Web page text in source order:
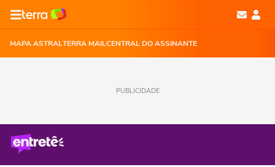
MAPA ASTRALTERRA MAILCENTRAL DO ASSINANTE
PUBLICIDADE